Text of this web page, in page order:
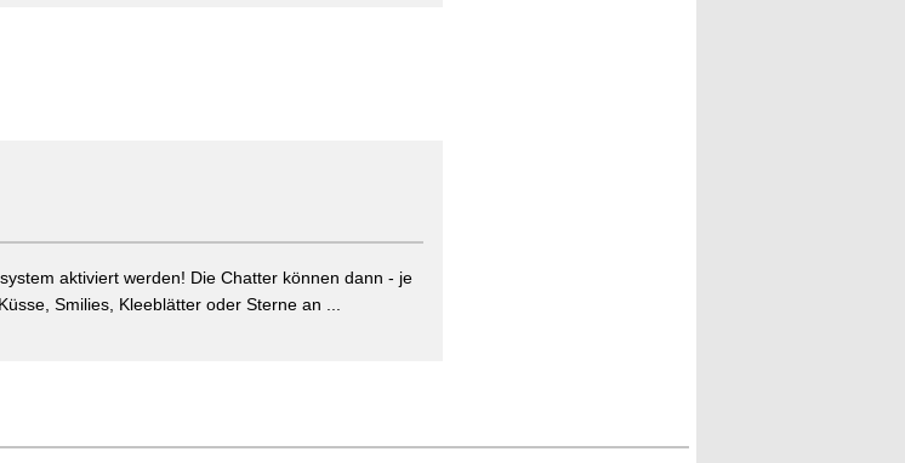
aktiviert werden! Die Chatter können dann - je
Smilies, Kleeblätter oder Sterne an ...